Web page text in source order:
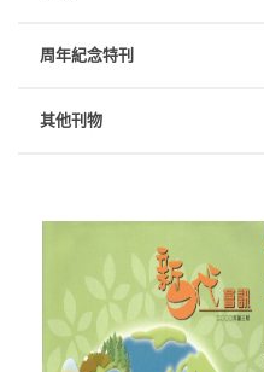
周年紀念特刊
其他刊物